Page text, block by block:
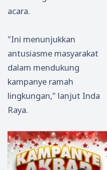
acara.
"Ini menunjukkan
antusiasme masyarakat
dalam mendukung
kampanye ramah
lingkungan," lanjut Inda
Raya.